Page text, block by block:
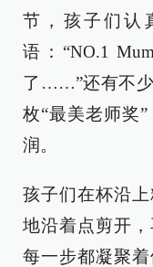
节，孩子们认
语：“NO.1
了……”还有不少
枚“最美老师奖
润。
孩子们在杯沿
地沿着点剪开
每一步都凝聚